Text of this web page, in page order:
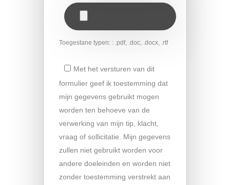
Toegestane typen: : .pdf, .doc, .docx, .rtf
Met het versturen van dit
formulier geef ik toestemming dat
mijn gegevens gebruikt mogen
worden ten behoeve van de
verwerking van mijn tip, klacht,
vraag of sollicitatie. Mijn gegevens
zullen niet gebruikt worden voor
andere doeleinden en worden niet
zonder toestemming verstrekt aan